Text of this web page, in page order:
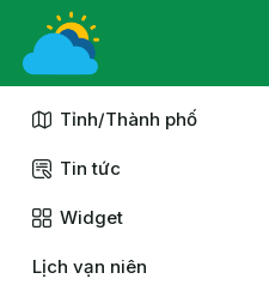
Chuyển
nội
Tỉnh/Thành phố
Tin tức
Widget
Lịch vạn niên